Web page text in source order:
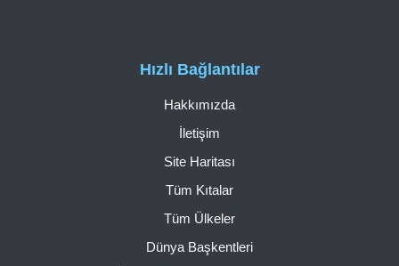
Hızlı Bağlantılar
Hakkımızda
İletişim
Site Haritası
Tüm Kıtalar
Tüm Ülkeler
Dünya Başkentleri